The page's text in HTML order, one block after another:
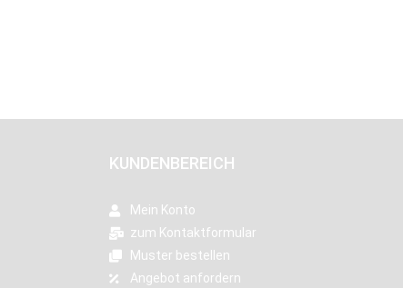
KUNDENBEREICH
Mein Konto
zum Kontaktformular
Muster bestellen
Angebot anfordern